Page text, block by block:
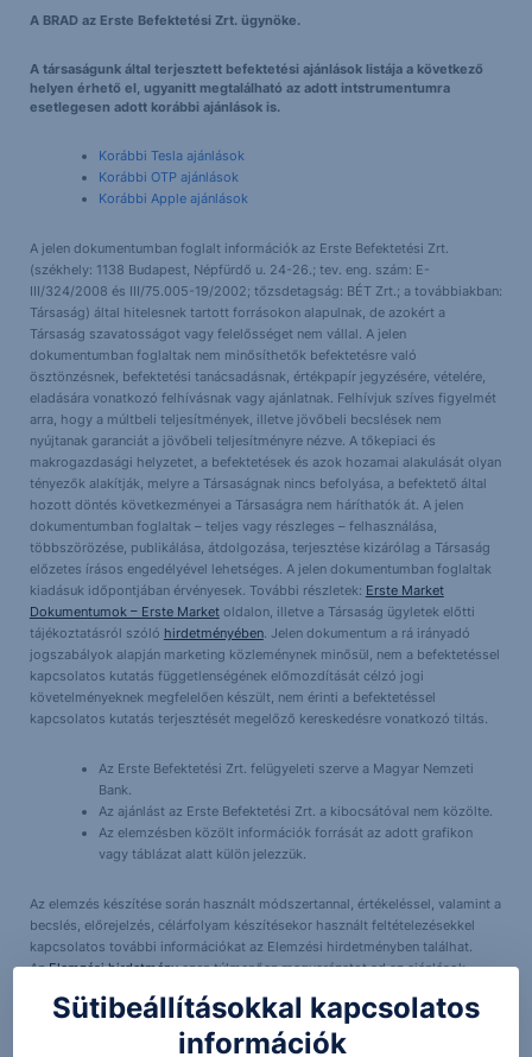
A BRAD az Erste Befektetési Zrt. ügynöke.
A társaságunk által terjesztett befektetési ajánlások listája a következő
helyen érhető el, ugyanitt megtalálható az adott intstrumentumra
esetlegesen adott korábbi ajánlások is.
Korábbi Tesla ajánlások
Korábbi OTP ajánlások
Korábbi Apple ajánlások
A jelen dokumentumban foglalt információk az Erste Befektetési Zrt.
(székhely: 1138 Budapest, Népfürdő u. 24-26.; tev. eng. szám: E-
III/324/2008 és III/75.005-19/2002; tőzsdetagság: BÉT Zrt.; a továbbiakban:
Társaság) által hitelesnek tartott forrásokon alapulnak, de azokért a
Társaság szavatosságot vagy felelősséget nem vállal. A jelen
dokumentumban foglaltak nem minősíthetők befektetésre való
ösztönzésnek, befektetési tanácsadásnak, értékpapír jegyzésére, vételére,
eladására vonatkozó felhívásnak vagy ajánlatnak. Felhívjuk szíves figyelmét
arra, hogy a múltbeli teljesítmények, illetve jövőbeli becslések nem
nyújtanak garanciát a jövőbeli teljesítményre nézve. A tőkepiaci és
makrogazdasági helyzetet, a befektetések és azok hozamai alakulását olyan
tényezők alakítják, melyre a Társaságnak nincs befolyása, a befektető által
hozott döntés következményei a Társaságra nem háríthatók át. A jelen
dokumentumban foglaltak – teljes vagy részleges – felhasználása,
többszörözése, publikálása, átdolgozása, terjesztése kizárólag a Társaság
előzetes írásos engedélyével lehetséges. A jelen dokumentumban foglaltak
kiadásuk időpontjában érvényesek. További részletek: Erste Market
Dokumentumok – Erste Marketoldalon, illetve a Társaság ügyletek előtti
tájékoztatásról szóló hirdetményében. Jelen dokumentum a rá irányadó
jogszabályok alapján marketing közleménynek minősül, nem a befektetéssel
kapcsolatos kutatás függetlenségének előmozdítását célzó jogi
követelményeknek megfelelően készült, nem érinti a befektetéssel
kapcsolatos kutatás terjesztését megelőző kereskedésre vonatkozó tiltás.
Az Erste Befektetési Zrt. felügyeleti szerve a Magyar Nemzeti
Bank.
Az ajánlást az Erste Befektetési Zrt. a kibocsátóval nem közölte.
Az elemzésben közölt információk forrását az adott grafikon
vagy táblázat alatt külön jelezzük.
Az elemzés készítése során használt módszertannal, értékeléssel, valamint a
becslés, előrejelzés, célárfolyam készítésekor használt feltételezésekkel
kapcsolatos további információkat az Elemzési hirdetményben találhat.
AzElemzési hirdetményezen túlmenően magyarázatot ad az ajánlások
Az ajánlás a következő időtartamra (befektetési időtartam) vonatkozik: Az
Sütibeállításokkal kapcsolatos
információk